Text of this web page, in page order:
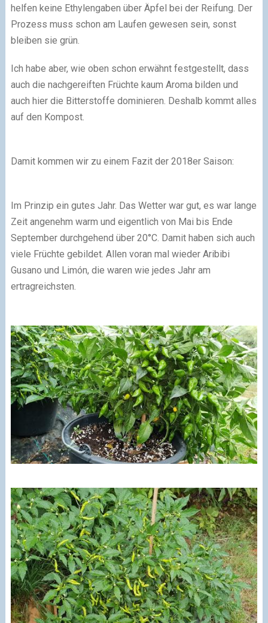
helfen keine Ethylengaben über Äpfel bei der Reifung. Der
Prozess muss schon am Laufen gewesen sein, sonst
bleiben sie grün.
Ich habe aber, wie oben schon erwähnt festgestellt, dass
auch die nachgereiften Früchte kaum Aroma bilden und
auch hier die Bitterstoffe dominieren. Deshalb kommt alles
auf den Kompost.
Damit kommen wir zu einem Fazit der 2018er Saison:
Im Prinzip ein gutes Jahr. Das Wetter war gut, es war lange
Zeit angenehm warm und eigentlich von Mai bis Ende
September durchgehend über 20°C. Damit haben sich auch
viele Früchte gebildet. Allen voran mal wieder Aribibi
Gusano und Limón, die waren wie jedes Jahr am
ertragreichsten.